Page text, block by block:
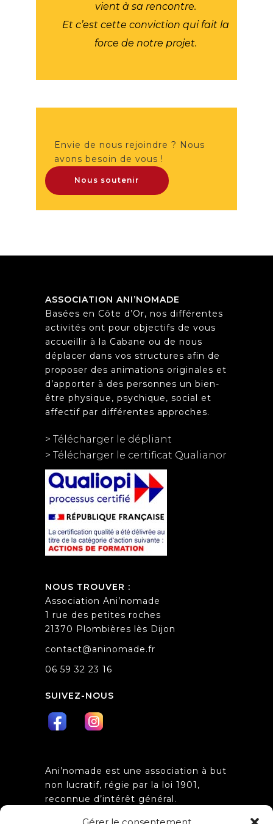
vient à sa rencontre.
Et c’est cette conviction qui fait la
force de notre projet.
Envie de nous rejoindre ? Nous
avons besoin de vous !
Nous soutenir
ASSOCIATION ANI’NOMADE
Basées en Côte d’Or, nos différentes
activités ont pour objectifs de vous
accueillir à la Cabane ou de nous
déplacer dans vos structures afin de
proposer des animations originales et
d’apporter à des personnes un bien-
être physique, psychique, social et
affectif par différentes approches.
> Télécharger le dépliant
> Télécharger le certificat Qualianor
NOUS TROUVER :
Association Ani’nomade
1 rue des petites roches
21370 Plombières lès Dijon
contact@aninomade.fr
06 59 32 23 16
SUIVEZ-NOUS
Ani’nomade est une association à but
non lucratif, régie par la loi 1901,
reconnue d’intérêt général.